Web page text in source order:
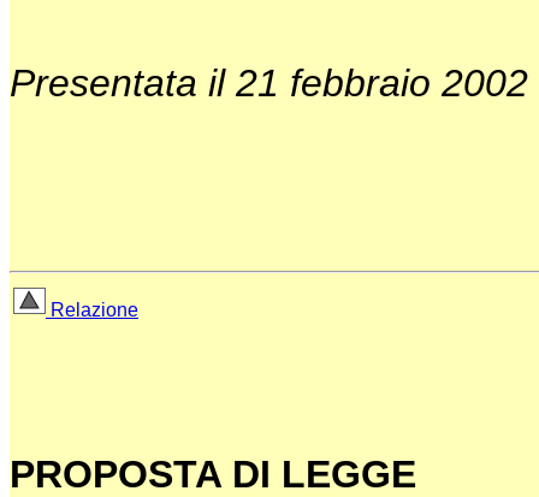
Presentata il 21 febbraio 2002
Relazione
PROPOSTA DI LEGGE